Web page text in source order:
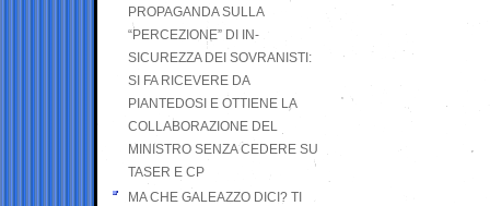
PROPAGANDA SULLA
“PERCEZIONE” DI IN-
SICUREZZA DEI SOVRANISTI:
SI FA RICEVERE DA
PIANTEDOSI E OTTIENE LA
COLLABORAZIONE DEL
MINISTRO SENZA CEDERE SU
TASER E CP
MA CHE GALEAZZO DICI? TI